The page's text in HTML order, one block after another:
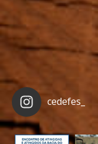
cedefes_